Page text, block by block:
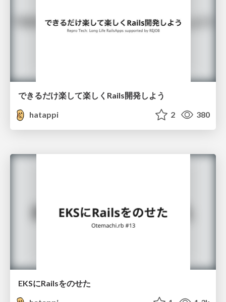
できるだけ楽して楽しくRails開発しよう
hatappi
2 380
EKSにRailsをのせた